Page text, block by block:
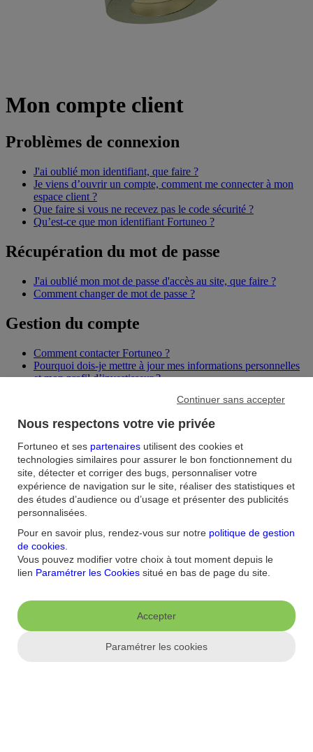
Mon compte client
Problèmes de connexion
J'ai oublié mon identifiant, que faire ?
Je viens d’ouvrir un compte, comment me connecter à mon
espace client ?
Que faire si vous ne recevez pas le code sécurité ?
Qu’est-ce que mon identifiant Fortuneo ?
Récupération du mot de passe
J'ai oublié mon mot de passe d'accès au site, que faire ?
Comment changer de mot de passe ?
Gestion du compte
Comment contacter Fortuneo ?
Pourquoi dois-je mettre à jour mes informations personnelles
et mon profil d’investisseur ?
Qu'est-ce que le Fonds de Garantie des Dépôts et de
Après réception, combien de temps ai-je pour activer ma carte
bancaire ?
Voir tout
Accueil /
FAQ/
Mon compte client
Aide et contact
FAQNous contacter / RéclamationsFormulairesAccessibilité : non
Nous connaitre
Banque la moins chèreNos récompenses
Nous respectons votre vie privée
Fortuneo et ses partenaires utilisent des cookies et
technologies similaires pour assurer le bon fonctionnement du
site, détecter et corriger des bugs, personnaliser votre
expérience de navigation sur le site, réaliser des statistiques et
des études d’audience ou d’usage et présenter des publicités
personnalisées.
Pour en savoir plus, rendez-vous sur notre politique de gestion
de cookies
Vous pouvez modifier votre choix à tout moment depuis le
lien Paramétrer les Cookies situé en bas de page du site.
Accepter
Continuer sans accepter
Paramétrer les cookies